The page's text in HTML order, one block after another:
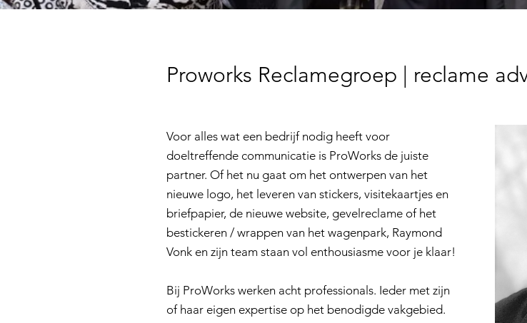
Proworks Reclamegroep | reclame
Voor alles wat een bedrijf nodig heeft voor
doeltreffende communicatie is ProWorks de juiste
partner. Of het nu gaat om het ontwerpen van het
nieuwe logo, het leveren van stickers, visitekaartjes en
briefpapier, de nieuwe website, gevelreclame of het
bestickeren / wrappen van het wagenpark, Raymond
Vonk en zijn team staan vol enthousiasme voor je klaar!
Bij ProWorks werken acht professionals. Ieder met zijn
of haar eigen expertise op het benodigde vakgebied.